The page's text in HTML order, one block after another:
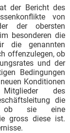
der Bericht des
von
der obersten
besonderen die
die genannten
offenzulegen, ob
und der
Bedingungen
Konditionen
des
die
ob sie eine
gross diese ist.